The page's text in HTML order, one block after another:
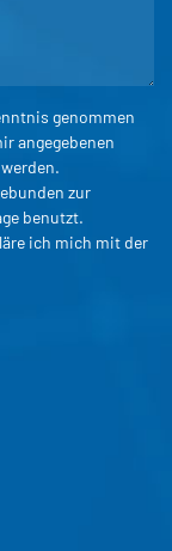
genommen
angegebenen
zur
benutzt.
ich mich mit der